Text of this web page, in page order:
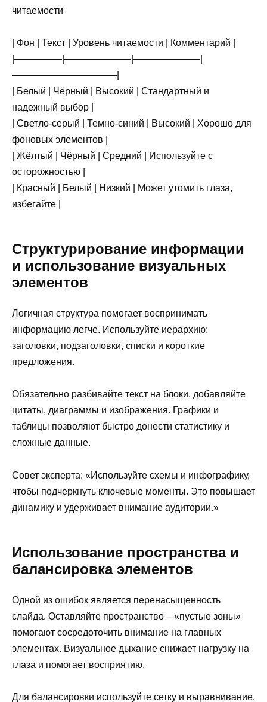
читаемости
| Фон | Текст | Уровень читаемости | Комментарий |
|—————|———————|———————|
———————————|
| Белый | Чёрный | Высокий | Стандартный и
надежный выбор |
| Светло-серый | Темно-синий | Высокий | Хорошо для
фоновых элементов |
| Жёлтый | Чёрный | Средний | Используйте с
осторожностью |
| Красный | Белый | Низкий | Может утомить глаза,
избегайте |
Структурирование информации
и использование визуальных
элементов
Логичная структура помогает воспринимать
информацию легче. Используйте иерархию:
заголовки, подзаголовки, списки и короткие
предложения.
Обязательно разбивайте текст на блоки, добавляйте
цитаты, диаграммы и изображения. Графики и
таблицы позволяют быстро донести статистику и
сложные данные.
Совет эксперта: «Используйте схемы и инфографику,
чтобы подчеркнуть ключевые моменты. Это повышает
динамику и удерживает внимание аудитории.»
Использование пространства и
балансировка элементов
Одной из ошибок является перенасыщенность
слайда. Оставляйте пространство – «пустые зоны»
помогают сосредоточить внимание на главных
элементах. Визуальное дыхание снижает нагрузку на
глаза и помогает восприятию.
Для балансировки используйте сетку и выравнивание.